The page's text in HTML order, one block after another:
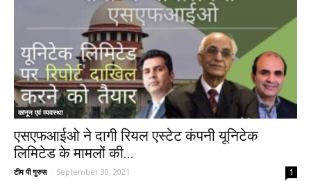
कानून एवं व्यवस्था
एसएफआईओ ने दागी रियल एस्टेट कंपनी यूनिटेक
लिमिटेड के मामलों की...
टीम पी गुरुस - September 30, 2021 1